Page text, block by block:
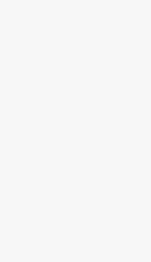
banner comporta il
di cookie o altri